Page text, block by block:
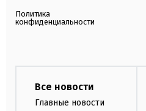
Политика
конфиденциальности
Все новости
Главные новости